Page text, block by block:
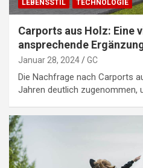
LEBENSSTIL TECHNOLOGIE
Carports aus Holz: Eine
ansprechende
Januar 28, 2024 GC
Die Nachfrage nach Carports
Jahren deutlich zugenommen,